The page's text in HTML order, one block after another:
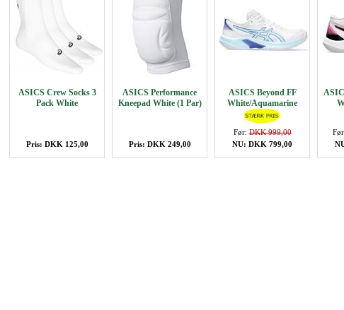
ASICS Crew Socks 3
Pack White
Pris: DKK 125,00
ASICS Performance
Kneepad White (1 Par)
Pris: DKK 249,00
ASICS Beyond FF
White/Aquamarine
Før:DKK 999,00
NU: DKK 799,00